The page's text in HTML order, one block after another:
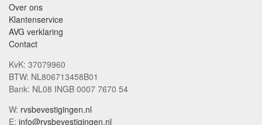
Over ons
Klantenservice
AVG verklaring
Contact
KvK: 37079960
BTW: NL806713458B01
Bank: NL08 INGB 0007 7670 54
W: rvsbevestigingen.nl
E: info@rvsbevestigingen.nl